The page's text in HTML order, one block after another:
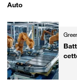
Auto